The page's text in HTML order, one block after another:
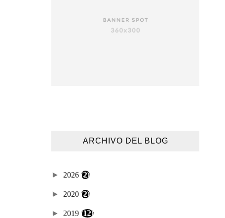
ARCHIVO DEL BLOG
► 2026 (2)
► 2020 (2)
► 2019 (12)